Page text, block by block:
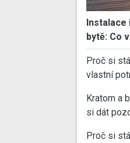
Instalace
bytě: Co
Proč si
vlastní
Kratom a
si dát
Proč si